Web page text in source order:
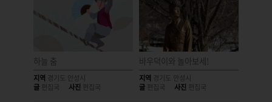
하늘 춤
지역 경기도 안성시
글 편집국 사진 편집국
바우덕이와 놀아보세!
지역 경기도 안성시
글 편집국 사진 편집국